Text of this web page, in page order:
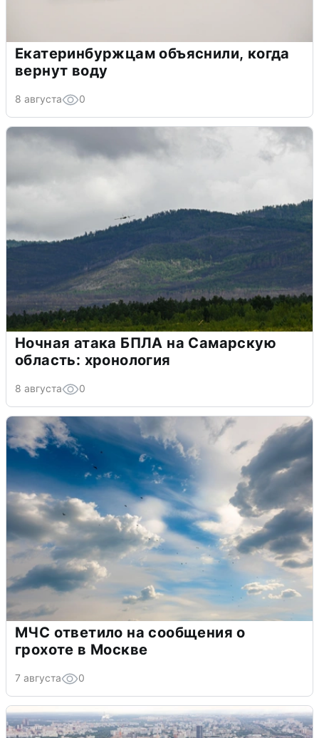
Екатеринбуржцам объяснили, когда
вернут воду
8 августа 0
Ночная атака БПЛА на Самарскую
область: хронология
8 августа 0
МЧС ответило на сообщения о
грохоте в Москве
7 августа 0